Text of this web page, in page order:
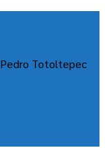
Pedro Totoltepec